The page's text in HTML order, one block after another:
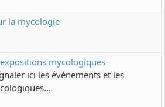
la mycologie
mycologiques
ici les événements et les